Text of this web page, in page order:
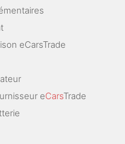
eCarsTrade
eCarsTrade